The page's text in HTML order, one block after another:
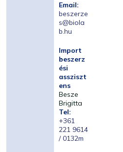
Email:
beszerze
s@biola
b.hu
Import
beszerz
ési
assziszt
ens
Besze
Brigitta
Tel:
+361
221 9614
/ 0132m